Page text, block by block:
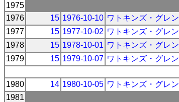
1975
1976
15 1976-10-10 ワトキンズ・グレン
1977
15 1977-10-02 ワトキンズ・グレン
1978
15 1978-10-01 ワトキンズ・グレン
1979
15 1979-10-07 ワトキンズ・グレン
1980
14 1980-10-05 ワトキンズ・グレン
1981